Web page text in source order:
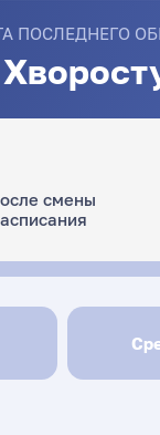
ПОСЛЕДНЕГО
смены